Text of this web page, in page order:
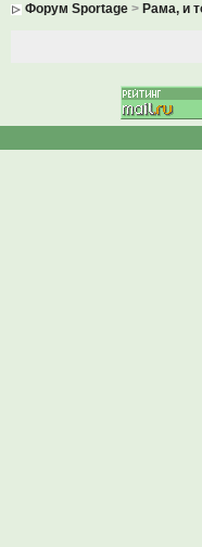
Форум Sportage> Рама, и